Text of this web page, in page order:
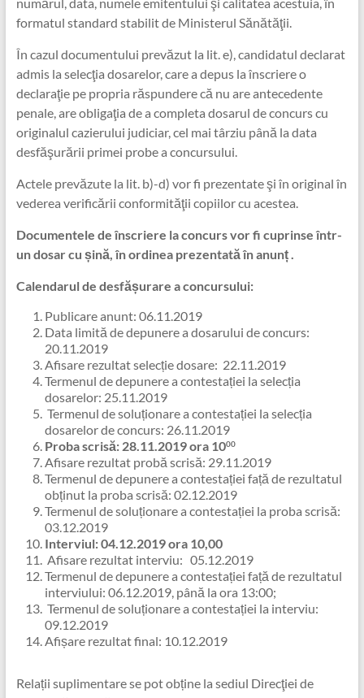
formatul standard stabilit de Ministerul Sănătăţii.
În cazul documentului prevăzut la lit. e), candidatul declarat
admis la selecţia dosarelor, care a depus la înscriere o
declaraţie pe propria răspundere că nu are antecedente
penale, are obligaţia de a completa dosarul de concurs cu
originalul cazierului judiciar, cel mai târziu până la data
desfăşurării primei probe a concursului.
Actele prevăzute la lit. b)-d) vor fi prezentate şi în original în
vederea verificării conformităţii copiilor cu acestea.
Documentele de înscriere la concurs vor fi cuprinse într-
un dosar cu șină, în ordinea prezentată în anunț .
Calendarul de desfășurare a concursului:
Publicare anunt: 06.11.2019
Data limită de depunere a dosarului de concurs:
20.11.2019
Afisare rezultat selecție dosare: 22.11.2019
Termenul de depunere a contestației la selecția
dosarelor: 25.11.2019
Termenul de soluționare a contestației la selecția
dosarelor de concurs: 26.11.2019
Proba scrisă: 28.11.2019 ora 1000
Afisare rezultat probă scrisă: 29.11.2019
Termenul de depunere a contestației față de rezultatul
obținut la proba scrisă: 02.12.2019
Termenul de soluționare a contestației la proba scrisă:
03.12.2019
Interviul: 04.12.2019 ora 10,00
Afisare rezultat interviu: 05.12.2019
Termenul de depunere a contestației față de rezultatul
interviului: 06.12.2019, până la ora 13:00;
Termenul de soluționare a contestației la interviu:
09.12.2019
Afișare rezultat final: 10.12.2019
Relații suplimentare se pot obține la sediul Direcţiei de